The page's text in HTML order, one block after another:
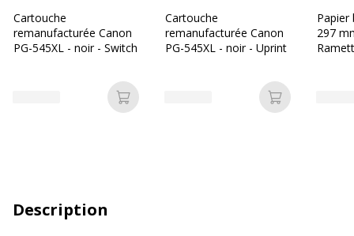
Cartouche
remanufacturée Canon
PG-545XL - noir - Switch
Ajouter au panier
Cartouche
remanufacturée Canon
PG-545XL - noir - Uprint
Ajouter au
Papier
297
Description